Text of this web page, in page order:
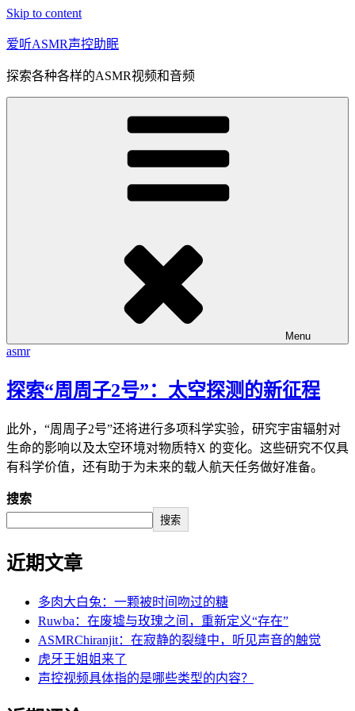
Skip to content
爱听ASMR声控助眠
探索各种各样的ASMR视频和音频
Menu
asmr
探索“周周子2号”：太空探测的新征程
此外，“周周子2号”还将进行多项科学实验，研究宇宙辐射对
生命的影响以及太空环境对物质特X 的变化。这些研究不仅具
有科学价值，还有助于为未来的载人航天任务做好准备。
搜索
搜索
近期文章
多肉大白兔：一颗被时间吻过的糖
Ruwba：在废墟与玫瑰之间，重新定义“存在”
ASMRChiranjit：在寂静的裂缝中，听见声音的触觉
虎牙王姐姐来了
声控视频具体指的是哪些类型的内容？